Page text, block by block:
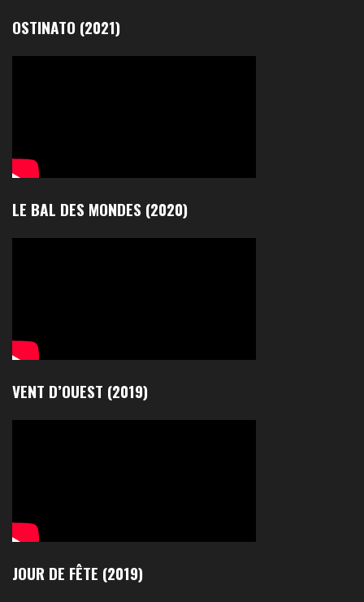
OSTINATO (2021)
LE BAL DES MONDES (2020)
VENT D’OUEST (2019)
JOUR DE FÊTE (2019)